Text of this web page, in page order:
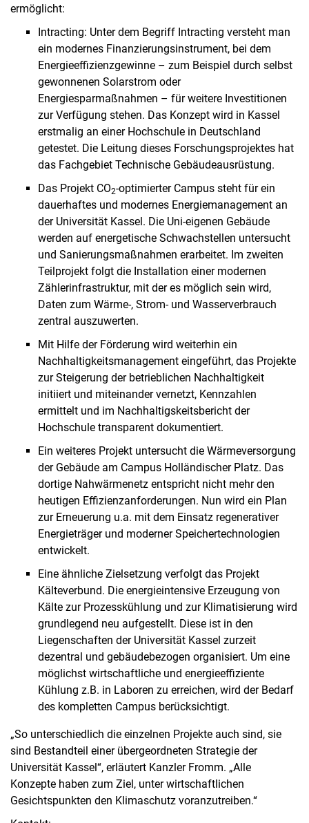
ermöglicht:
Intracting: Unter dem Begriff Intracting versteht man
ein modernes Finanzierungsinstrument, bei dem
Energieeffizienzgewinne – zum Beispiel durch selbst
gewonnenen Solarstrom oder
Energiesparmaßnahmen – für weitere Investitionen
zur Verfügung stehen. Das Konzept wird in Kassel
erstmalig an einer Hochschule in Deutschland
getestet. Die Leitung dieses Forschungsprojektes hat
das Fachgebiet Technische Gebäudeausrüstung.
Das Projekt CO2-optimierter Campus steht für ein
dauerhaftes und modernes Energiemanagement an
der Universität Kassel. Die Uni-eigenen Gebäude
werden auf energetische Schwachstellen untersucht
und Sanierungsmaßnahmen erarbeitet. Im zweiten
Teilprojekt folgt die Installation einer modernen
Zählerinfrastruktur, mit der es möglich sein wird,
Daten zum Wärme-, Strom- und Wasserverbrauch
zentral auszuwerten.
Mit Hilfe der Förderung wird weiterhin ein
Nachhaltigkeitsmanagement eingeführt, das Projekte
zur Steigerung der betrieblichen Nachhaltigkeit
initiiert und miteinander vernetzt, Kennzahlen
ermittelt und im Nachhaltigskeitsbericht der
Hochschule transparent dokumentiert.
Ein weiteres Projekt untersucht die Wärmeversorgung
der Gebäude am Campus Holländischer Platz. Das
dortige Nahwärmenetz entspricht nicht mehr den
heutigen Effizienzanforderungen. Nun wird ein Plan
zur Erneuerung u.a. mit dem Einsatz regenerativer
Energieträger und moderner Speichertechnologien
entwickelt.
Eine ähnliche Zielsetzung verfolgt das Projekt
Kälteverbund. Die energieintensive Erzeugung von
Kälte zur Prozesskühlung und zur Klimatisierung wird
grundlegend neu aufgestellt. Diese ist in den
Liegenschaften der Universität Kassel zurzeit
dezentral und gebäudebezogen organisiert. Um eine
möglichst wirtschaftliche und energieeffiziente
Kühlung z.B. in Laboren zu erreichen, wird der Bedarf
des kompletten Campus berücksichtigt.
„So unterschiedlich die einzelnen Projekte auch sind, sie
sind Bestandteil einer übergeordneten Strategie der
Universität Kassel“, erläutert Kanzler Fromm. „Alle
Konzepte haben zum Ziel, unter wirtschaftlichen
Gesichtspunkten den Klimaschutz voranzutreiben.“